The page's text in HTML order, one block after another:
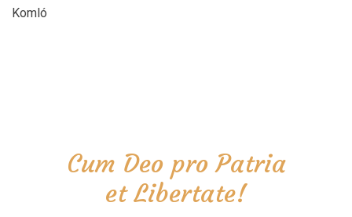
Komló
Cum Deo pro Patria
et Libertate!